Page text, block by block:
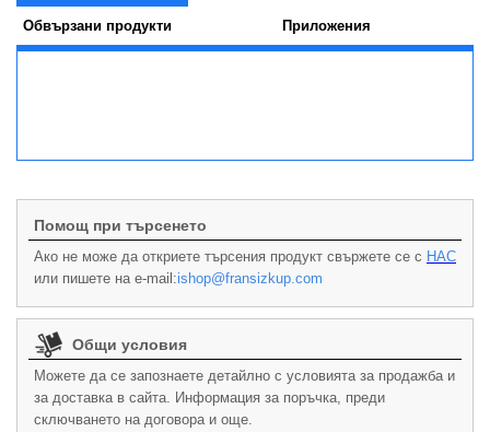
Обвързани продукти Приложения
Помощ при търсенето
Ако не може да откриете търсения продукт свържете се с НАС
или пишете на e-mail:ishop@fransizkup.com
Общи условия
Можете да се запознаете детайлно с условията за продажба и
за доставка в сайта. Информация за поръчка, преди
сключването на договора и още.